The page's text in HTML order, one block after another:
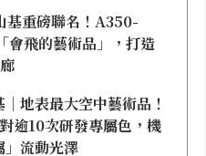
基重磅聯名！A350-
會飛的藝術品」，打造
地表最大空中藝術品！
逾10次研發專屬色，機
」流動光澤